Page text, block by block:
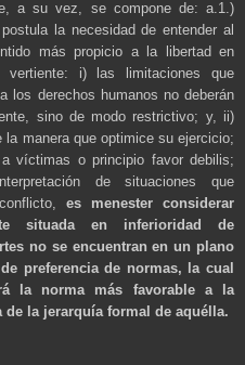
a su vez, se compone de: a.1.)
la necesidad de entender al
más propicio a la libertad en
i) las limitaciones que
los derechos humanos no deberán
sino de modo restrictivo; y, ii)
la manera que optimice su ejercicio;
víctimas o principio favor debilis;
de situaciones que
es menester considerar
situada en inferioridad de
no se encuentran en un plano
preferencia de normas, la cual
la norma más favorable a la
de la jerarquía formal de aquélla.